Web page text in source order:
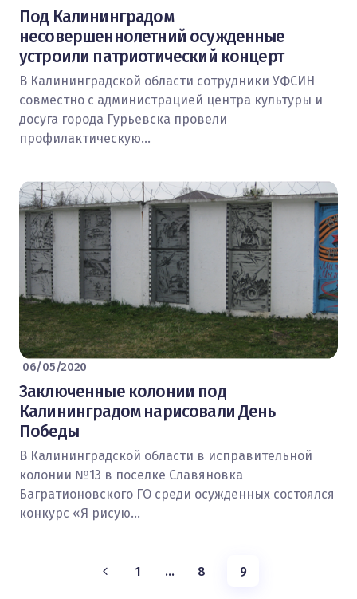
Под Калининградом
несовершеннолетний осужденные
устроили патриотический концерт
В Калининградской области сотрудники УФСИН
совместно с администрацией центра культуры и
досуга города Гурьевска провели
профилактическую…
06/05/2020
Заключенные колонии под
Калининградом нарисовали День
Победы
В Калининградской области в исправительной
колонии №13 в поселке Славяновка
Багратионовского ГО среди осужденных состоялся
конкурс «Я рисую…
1 … 8 9